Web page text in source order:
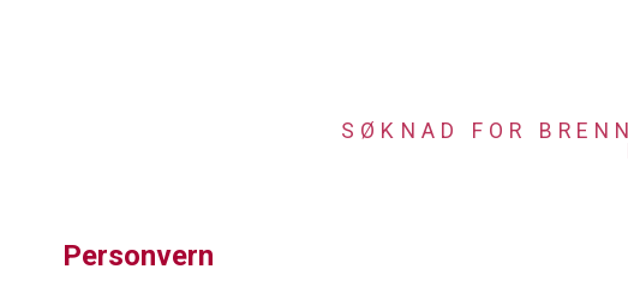
SØKNAD FOR
Personvern